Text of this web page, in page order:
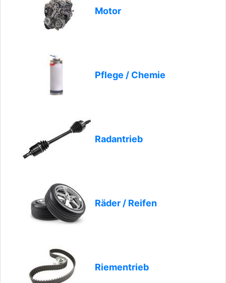
Motor
Pflege / Chemie
Radantrieb
Räder / Reifen
Riementrieb